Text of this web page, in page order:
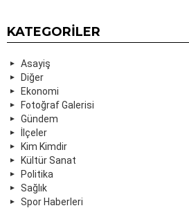
KATEGORILER
Asayiş
Diğer
Ekonomi
Fotoğraf Galerisi
Gündem
İlçeler
Kim Kimdir
Kültür Sanat
Politika
Sağlık
Spor Haberleri